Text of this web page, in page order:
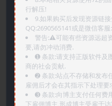
行解压!
9.如果购买后发现资源链
QQ:2690565141或是微信客
警告:⚠️可能有些资源远超
要,请勿冲动消费.
➊️ 条款:请支持正版软件及
商的社会贡献.
➋️ 条款:站点不存储和发布
雇佣后才会在其指示下处理要
➌️ 条款:向博主支付任何费
下雇佣博主,形成博主受雇于